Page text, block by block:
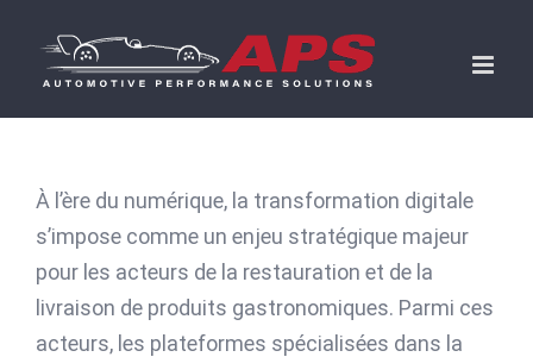
content
À l’ère du numérique, la transformation digitale
s’impose comme un enjeu stratégique majeur
pour les acteurs de la restauration et de la
livraison de produits gastronomiques. Parmi ces
acteurs, les plateformes spécialisées dans la